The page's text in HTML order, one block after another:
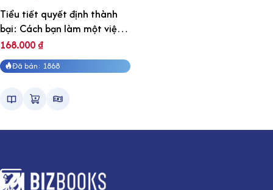
Tiểu tiết quyết định thành
bại: Cách bạn làm một việc
là cách bạn làm tất cả mọi
việc
168.000₫
Đã bán: 1868